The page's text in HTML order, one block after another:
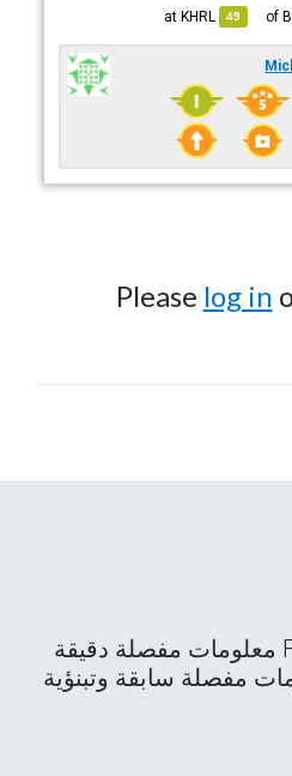
49
KHRL
Please log in
يقدم موقع FlightAware معلومات مفصلة دقيقة
مفصلة سابقة وتبنؤية